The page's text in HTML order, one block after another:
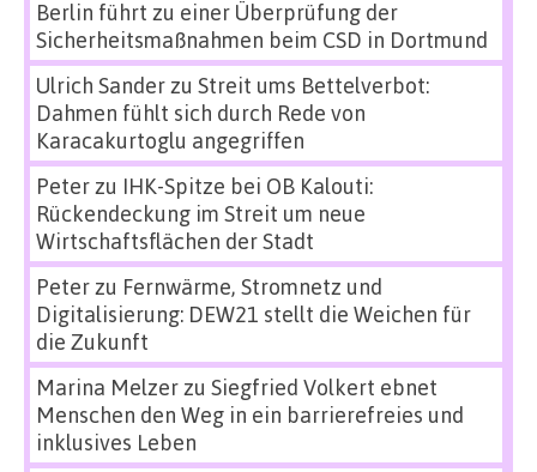
Berlin führt zu einer Überprüfung der
Sicherheitsmaßnahmen beim CSD in Dortmund
Ulrich Sanderzu Streit ums Bettelverbot:
Dahmen fühlt sich durch Rede von
Karacakurtoglu angegriffen
Peterzu IHK-Spitze bei OB Kalouti:
Rückendeckung im Streit um neue
Wirtschaftsflächen der Stadt
Peterzu Fernwärme, Stromnetz und
Digitalisierung: DEW21 stellt die Weichen für
die Zukunft
Marina Melzerzu Siegfried Volkert ebnet
Menschen den Weg in ein barrierefreies und
inklusives Leben